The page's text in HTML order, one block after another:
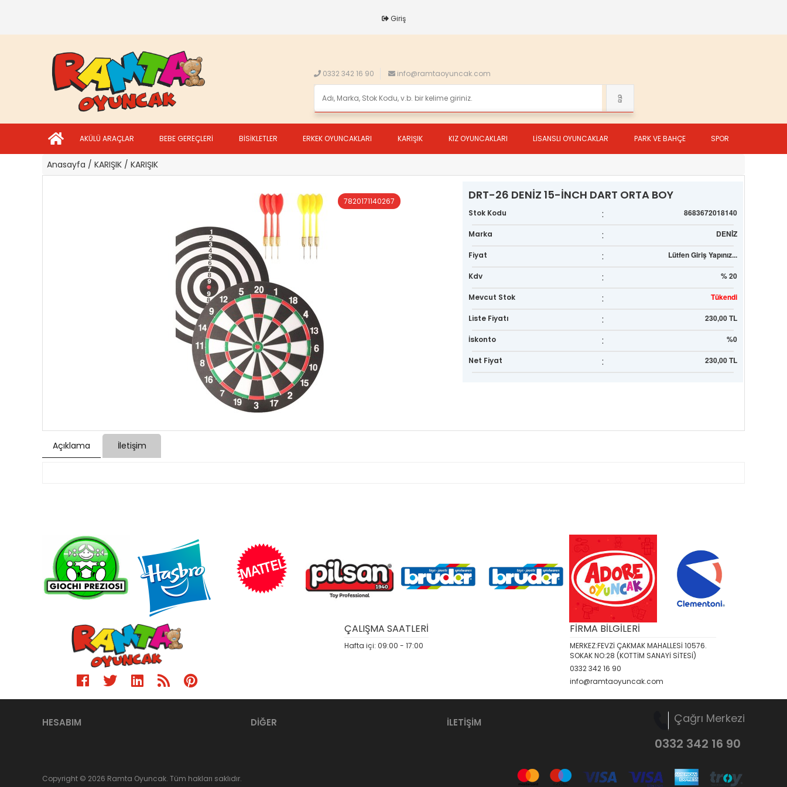
Giriş
0332 342 16 90 info@ramtaoyuncak.com
AKÜLÜ ARAÇLAR BEBE GEREÇLERİ BİSİKLETLER ERKEK OYUNCAKLARI KARIŞIK KIZ OYUNCAKLARI LİSANSLI OYUNCAKLAR PARK VE BAHÇE SPOR
Anasayfa / KARIŞIK / KARIŞIK
7820171140267 DRT-26 DENİZ 15-İNCH DART ORTA BOY
Stok Kodu : 8683672018140
Marka : DENİZ
Fiyat : Lütfen Giriş Yapınız...
Kdv : % 20
Mevcut Stok : Tükendi
Liste Fiyatı : 230,00 TL
İskonto : %0
Net Fiyat : 230,00 TL
Açıklama İletişim
ÇALIŞMA SAATLERİ
Hafta içi: 09:00 - 17:00
FİRMA BİLGİLERİ
MERKEZ:FEVZİ ÇAKMAK MAHALLESİ 10576.
SOKAK NO:28 (KOTTİM SANAYİ SİTESİ)
0332 342 16 90
info@ramtaoyuncak.com
HESABIM DİĞER İLETİŞİM Çağrı Merkezi
0332 342 16 90
Copyright © 2026 Ramta Oyuncak. Tüm hakları saklıdır.